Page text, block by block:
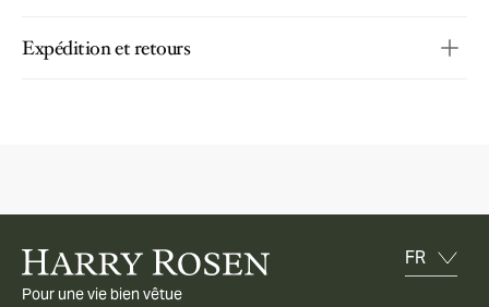
Expédition et retours
Pour une vie bien vêtue